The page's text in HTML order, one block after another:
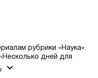
рубрики «Наука».
дней для